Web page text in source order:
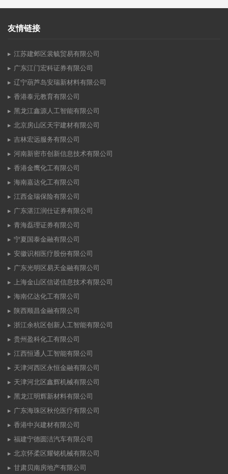
友情链接
江苏建邺区裳毓贸易有限公司
广东江门宏科证券有限公司
辽宁葫芦岛安瑞新材料有限公司
香港泰元教育有限公司
黑龙江鑫源人工智能有限公司
北京房山区天宇建材有限公司
吉林宏远服务有限公司
河南新密市创新信息技术有限公司
香港金鹰化工有限公司
海南嘉达化工有限公司
江西金瑞保险有限公司
广东湛江润仕证券有限公司
青海磊理证券有限公司
宁夏国泰金融有限公司
安徽识相医疗股份有限公司
广东光明区易天金融有限公司
上海金山区信诺信息技术有限公司
海南亿达化工有限公司
陕西顺昌金融有限公司
浙江余杭区创新人工智能有限公司
贵州盈科化工有限公司
江西恒通人工智能有限公司
天津河西区永恒金融有限公司
天津河北区鑫辉机械有限公司
黑龙江明辉新材料有限公司
广东海珠区秋伦医疗有限公司
香港中兴建材有限公司
福建宁德圆洁汽车有限公司
北京怀柔区耀铭机械有限公司
甘肃贝南房地产有限公司